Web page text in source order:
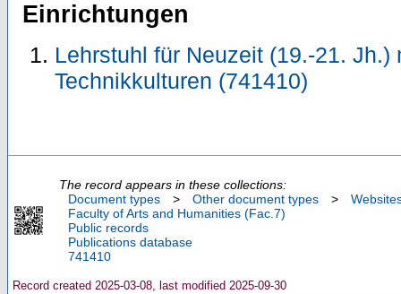
Einrichtungen
Lehrstuhl für Neuzeit (19.-21.
Technikkulturen (741410)
The record appears in these collections:
Document types
> Other document types >
Faculty of Arts and Humanities (Fac.7)
Public records
Publications database
741410
Record created 2025-03-08, last modified 2025-09-30